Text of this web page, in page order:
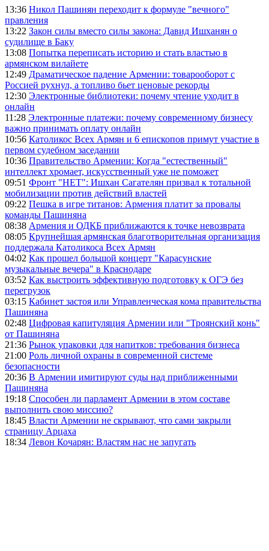
13:36 Никол Пашинян переходит к формуле "вечного"
правления
13:22 Закон силы вместо силы закона: Давид Ишханян о
судилище в Баку
13:08 Попытка переписать историю и стать властью в
армянском вилайете
12:49 Драматическое падение Армении: товарооборот с
Россией рухнул, а топливо бьет ценовые рекорды
12:30 Электронные библиотеки: почему чтение уходит в
онлайн
11:28 Электронные платежи: почему современному бизнесу
важно принимать оплату онлайн
10:56 Католикос Всех Армян и 6 епископов примут участие в
первом судебном заседании
10:36 Правительство Армении: Когда "естественный"
интеллект хромает, искусственный уже не поможет
09:51 Фронт "НЕТ": Ишхан Сагателян призвал к тотальной
мобилизации против действий властей
09:22 Пешка в игре титанов: Армения платит за провалы
команды Пашиняна
08:38 Армения и ОДКБ приближаются к точке невозврата
08:05 Крупнейшая армянская благотворительная организация
поддержала Католикоса Всех Армян
04:02 Как прошел большой концерт "Карасунские
музыкальные вечера" в Краснодаре
03:52 Как выстроить эффективную подготовку к ОГЭ без
перегрузок
03:15 Кабинет застоя или Управленческая кома правительства
Пашиняна
02:48 Цифровая капитуляция Армении или "Троянский конь"
от Пашиняна
21:36 Рынок упаковки для напитков: требования бизнеса
21:00 Роль личной охраны в современной системе
безопасности
20:36 В Армении имитируют суды над приближенными
Пашиняна
19:18 Способен ли парламент Армении в этом составе
выполнить свою миссию?
18:45 Власти Армении не скрывают, что сами закрыли
страницу Арцаха
18:34 Левон Кочарян: Властям нас не запугать